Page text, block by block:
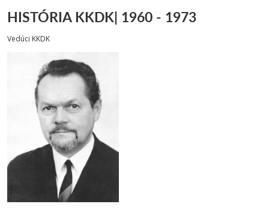
HISTÓRIA KKDK| 1960 - 1973
Vedúci KKDK